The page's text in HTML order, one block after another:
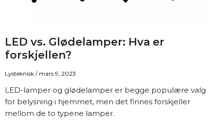
LED vs. Glødelamper: Hva er
forskjellen?
Lysteknisk / mars 9, 2023
LED-lamper og glødelamper er begge populære valg
for belysning i hjemmet, men det finnes forskjeller
mellom de to typene lamper.